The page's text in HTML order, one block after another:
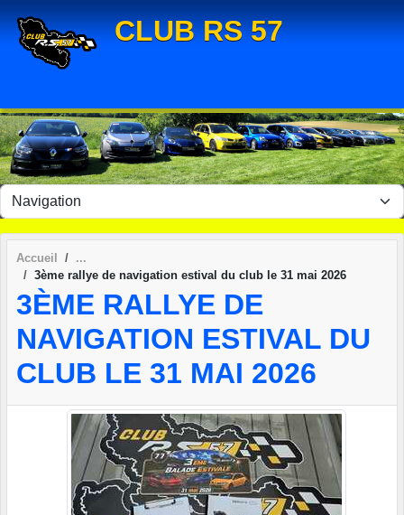
CLUB RS 57
Accueil
3ème rallye de navigation estival du club le 31 mai 2026
3ÈME RALLYE DE
NAVIGATION ESTIVAL DU
CLUB LE 31 MAI 2026